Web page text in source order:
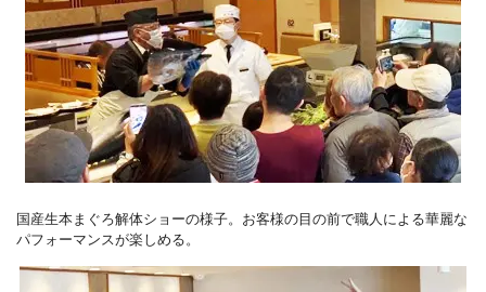
国産生本まぐろ解体ショーの様子。お客様の目の前で職人による華麗な
パフォーマンスが楽しめる。